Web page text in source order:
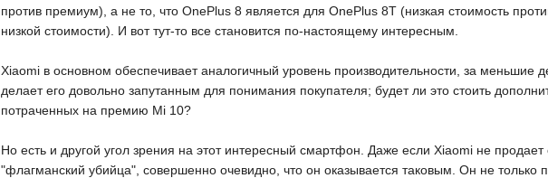
против премиум), а не то, что OnePlus 8 является для OnePlus 8T (низкая стоимость
низкой стоимости). И вот тут-то все становится по-настоящему интересным.
Xiaomi в основном обеспечивает аналогичный уровень производительности, за меньшие
делает его довольно запутанным для понимания покупателя; будет ли это стоить
потраченных на премию Mi 10?
Но есть и другой угол зрения на этот интересный смартфон. Даже если Xiaomi не продает
"флагманский убийца", совершенно очевидно, что он оказывается таковым. Он не только